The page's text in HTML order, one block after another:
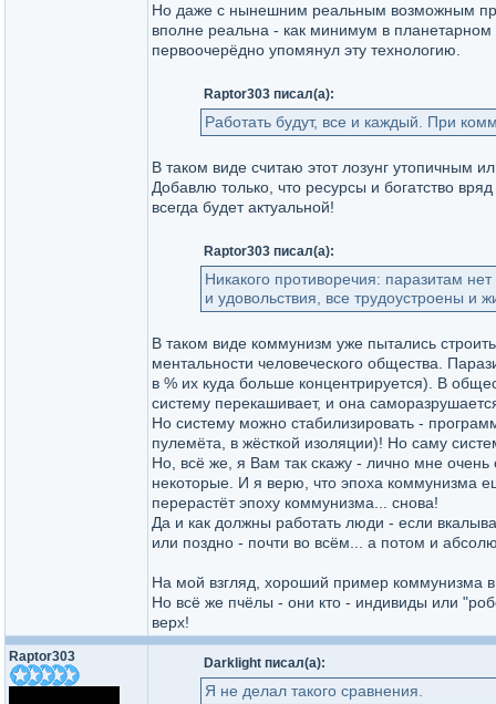
Но даже с нынешним реальным возможным
вполне реальна - как минимум в
первоочерёдно упомянул эту технологию.
Raptor303 писал(а):
Работать будут, все и каждый. При
В таком виде считаю этот лозунг утопичным
Добавлю только, что ресурсы и богатство
всегда будет актуальной!
Raptor303 писал(а):
Никакого противоречия: паразитам
и удовольствия, все трудоустроены и
В таком виде коммунизм уже пытались
ментальности человеческого общества.
в % их куда больше концентрируется). В
систему перекашивает, и она
Но систему можно стабилизировать -
пулемёта, в жёсткой изоляции)! Но саму
Но, всё же, я Вам так скажу - лично мне
некоторые. И я верю, что эпоха коммунизма
перерастёт эпоху коммунизма... снова!
Да и как должны работать люди - если
или поздно - почти во всём... а потом и
На мой взгляд, хороший пример коммунизма
Но всё же пчёлы - они кто - индивиды или
верх!
Raptor303 Darklight писал(а):
Я не делал такого сравнения.